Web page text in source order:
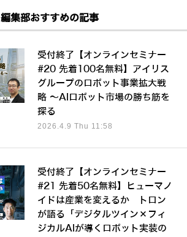
編集部おすすめの記事
受付終了【オンラインセミナー
#20 先着100名無料】アイリス
グループのロボット事業拡大戦
略 ～AIロボット市場の勝ち筋を
探る
2026.4.9 Thu 11:58
受付終了【オンラインセミナー
#21 先着50名無料】ヒューマノ
イドは産業を変えるか トロン
が語る「デジタルツイン×フィ
ジカルAIが導くロボット実装の